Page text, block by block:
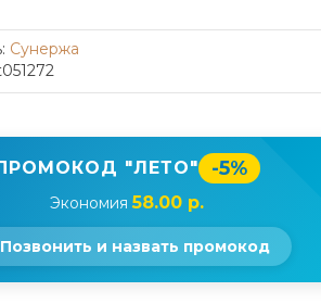
Сунержа
"ЛЕТО" -5%
Экономия58.00 р.
Позвонить и назвать промокод